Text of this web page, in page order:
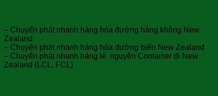
– Chuyển phát nhanh hàng hóa đường hàng không New
Zealand
– Chuyển phát nhanh hàng hóa đường biển New Zealand
– Chuyển phát nhanh hàng lẻ, nguyên Container đi New
Zealand (LCL, FCL)